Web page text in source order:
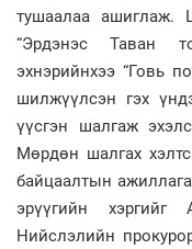
тушаалаа ашиглаж.
“Эрдэнэс Таван
эхнэрийнхээ “Говь
шилжүүлсэн гэх
үүсгэн шалгаж
Мөрдөн шалгах
байцаалтын
эрүүгийн хэргийг
Нийслэлийн